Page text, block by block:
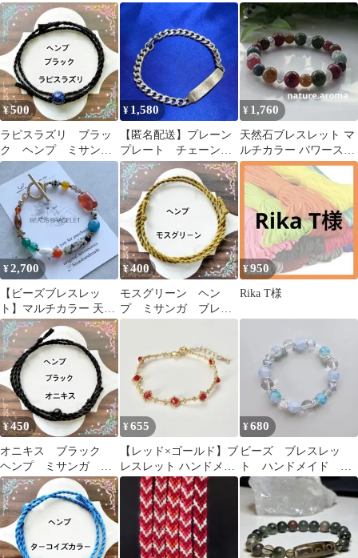
名前 オーダー プレ
ゼント ミサンガ
ガ ブレスレット ア
ンクレット
¥500
ラピスラズリ ブラッ
ク ヘンプ ミサン
ガ ブレスレット ア
ンクレット
¥ 1,580
【匿名配送】プレーン
プレート チェーンブ
レスレット G.SILVER
刻印
¥ 1,760
天然石ブレスレット マ
ルチカラー パワースト
ーン No.26
¥2,700
【ビーズブレスレッ
ト】マルチカラー 天然
石ブレスレット
¥400
モスグリーン ヘン
プ ミサンガ ブレス
レット アンクレット
¥950
Rika T様
¥450
オニキス ブラック
ヘンプ ミサンガ ブ
レスレット アンクレ
ット
¥655
【レッド×ゴールド】ブ
レスレット ハンドメイ
ド ビーズ 貴和クリスタ
¥680
ビーズ ブレスレッ
ト ハンドメイド 水
色